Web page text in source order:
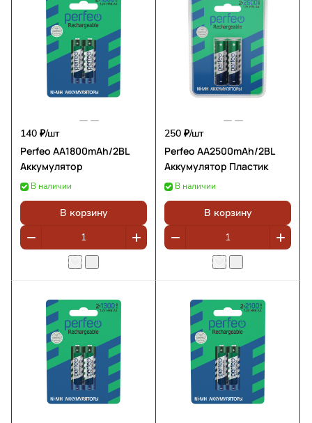
140 ₽/шт
Perfeo AA1800mAh/2BL
Аккумулятор
В наличии
В корзину
250 ₽/шт
Perfeo AA2500mAh/2BL
Аккумулятор Пластик
В наличии
В корзину